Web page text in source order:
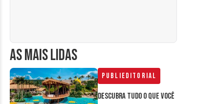
AS MAIS LIDAS
Publieditorial
Descubra tudo o que você